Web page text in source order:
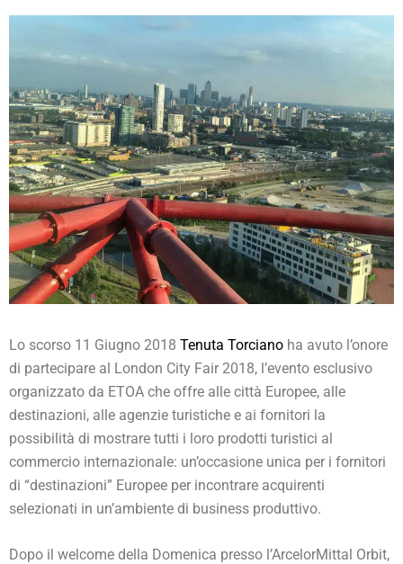
Lo scorso 11 Giugno 2018 Tenuta Torciano ha avuto l’onore
di partecipare al London City Fair 2018, l’evento esclusivo
organizzato da ETOA che offre alle città Europee, alle
destinazioni, alle agenzie turistiche e ai fornitori la
possibilità di mostrare tutti i loro prodotti turistici al
commercio internazionale: un’occasione unica per i fornitori
di “destinazioni” Europee per incontrare acquirenti
selezionati in un’ambiente di business produttivo.
Dopo il welcome della Domenica presso l’ArcelorMittal Orbit,